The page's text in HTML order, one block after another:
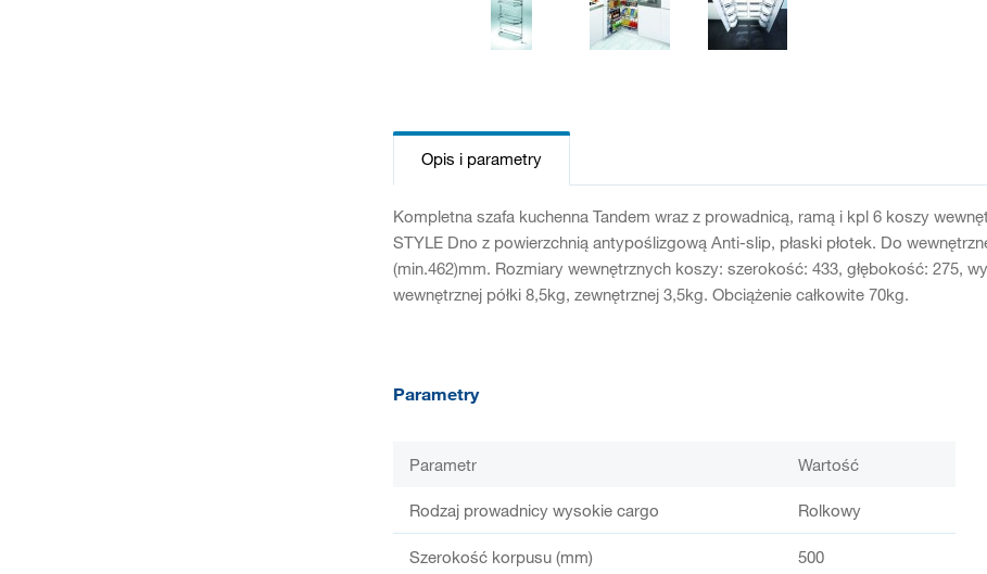
Opis i parametry
Kompletna szafa kuchenna Tandem wraz z prowadnicą, ramą i kpl 6 koszy
STYLE Dno z powierzchnią antypoślizgową Anti-slip, płaski płotek. Do
(min.462)mm. Rozmiary wewnętrznych koszy: szerokość: 433, głębokość: 275,
wewnętrznej półki 8,5kg, zewnętrznej 3,5kg. Obciążenie całkowite 70kg.
Parametry
Parametr Wartość
Rodzaj prowadnicy wysokie cargo Rolkowy
Szerokość korpusu (mm) 500